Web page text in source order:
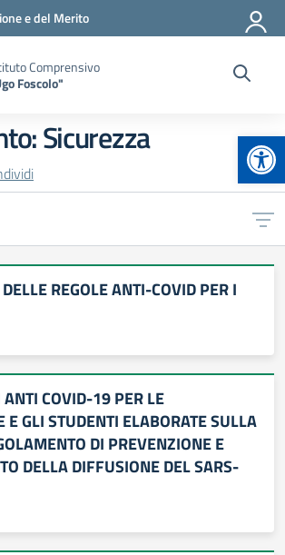
e del Merito
Comprensivo
Foscolo"
Sicurezza
REGOLE ANTI-COVID PER I
COVID-19 PER LE
E GLI STUDENTI ELABORATE SULLA
DI PREVENZIONE E
DELLA DIFFUSIONE DEL SARS-